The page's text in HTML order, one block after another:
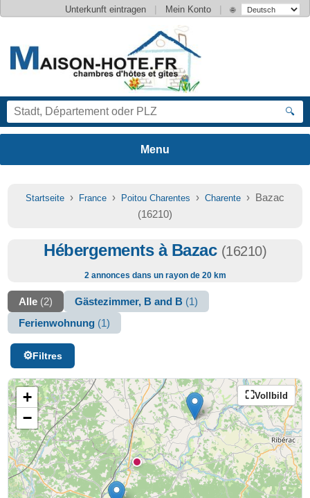
Unterkunft eintragen | Mein Konto | 🌐
🔍
Startseite › France › Poitou Charentes › Charente › Bazac
(16210)
Hébergements à Bazac (16210)
2 annonces dans un rayon de 20 km
Alle (2) Gästezimmer, B and B (1)
Ferienwohnung (1)
Filtres
Vollbild
+
−